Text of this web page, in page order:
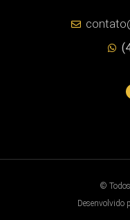
©
Desenvolvido